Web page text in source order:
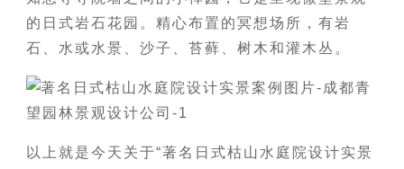
的日式岩石花园。精心布置的冥想场所，有岩
石、水或水景、沙子、苔藓、树木和灌木丛。
以上就是今天关于“著名日式枯山水庭院设计实景